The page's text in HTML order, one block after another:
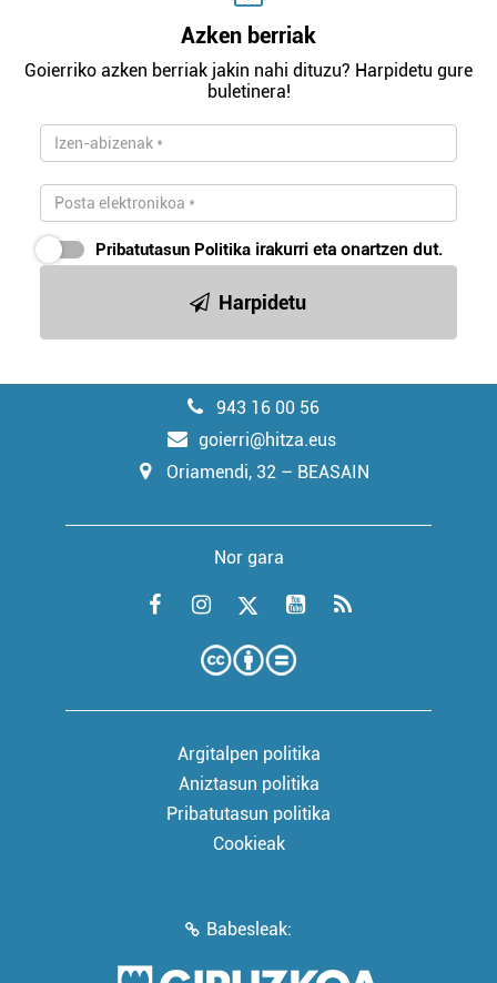
Azken berriak
Goierriko azken berriak jakin nahi dituzu? Harpidetu gure
buletinera!
Pribatutasun Politika irakurri eta onartzen dut.
Harpidetu
943 16 00 56
goierri@hitza.eus
Oriamendi, 32 – BEASAIN
Nor gara
Argitalpen politika
Aniztasun politika
Pribatutasun politika
Cookieak
Babesleak: